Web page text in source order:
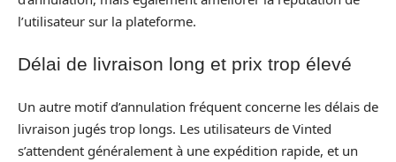
l’utilisateur sur la plateforme.
Délai de livraison long et prix trop élevé
Un autre motif d’annulation fréquent concerne les délais de
livraison jugés trop longs. Les utilisateurs de Vinted
s’attendent généralement à une expédition rapide, et un